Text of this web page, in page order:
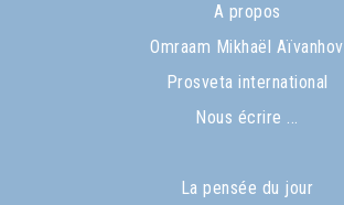
A propos
Omraam Mikhaël Aïvanhov
Prosveta international
Nous écrire ...
La pensée du jour